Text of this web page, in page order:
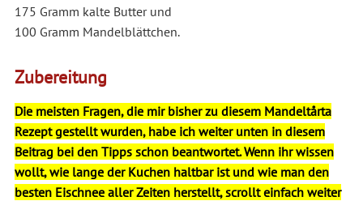
175 Gramm kalte Butter und
100 Gramm Mandelblättchen.
Zubereitung
Die meisten Fragen, die mir bisher zu diesem Mandeltårta
Rezept gestellt wurden, habe ich weiter unten in diesem
Beitrag bei den Tipps schon beantwortet. Wenn ihr wissen
wollt, wie lange der Kuchen haltbar ist und wie man den
besten Eischnee aller Zeiten herstellt, scrollt einfach weiter